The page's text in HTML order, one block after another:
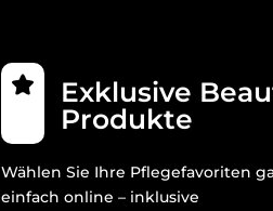
Exklusive
Produkte
Wählen Sie Ihre Pflegefavoriten
einfach online – inklusive